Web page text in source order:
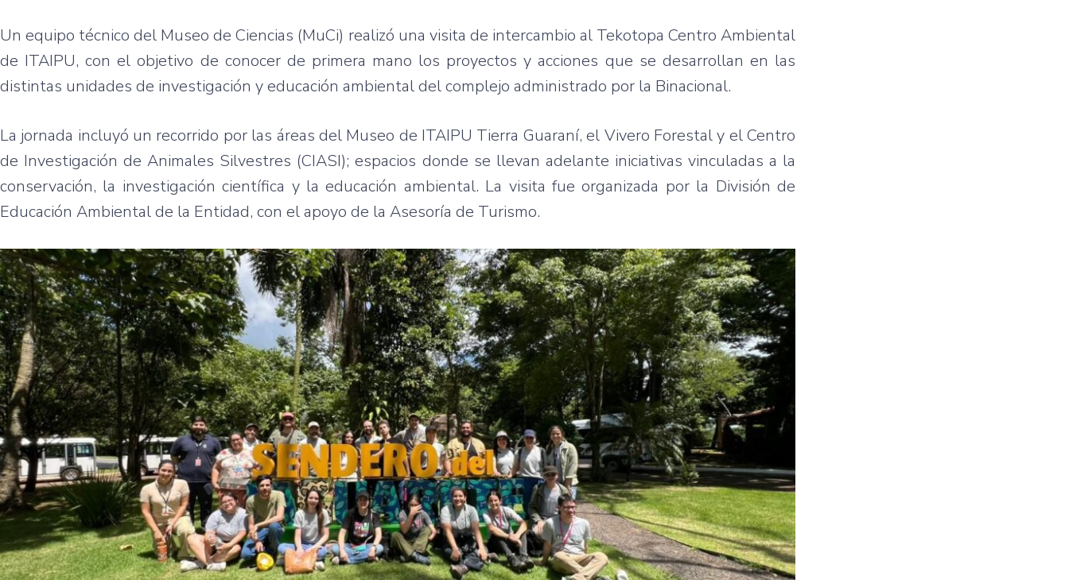
Un equipo técnico del Museo de Ciencias (MuCi) realizó una visita de intercambio al Tekotopa Centro Ambiental
de ITAIPU, con el objetivo de conocer de primera mano los proyectos y acciones que se desarrollan en las
distintas unidades de investigación y educación ambiental del complejo administrado por la Binacional.
La jornada incluyó un recorrido por las áreas del Museo de ITAIPU Tierra Guaraní, el Vivero Forestal y el Centro
de Investigación de Animales Silvestres (CIASI); espacios donde se llevan adelante iniciativas vinculadas a la
conservación, la investigación científica y la educación ambiental. La visita fue organizada por la División de
Educación Ambiental de la Entidad, con el apoyo de la Asesoría de Turismo.